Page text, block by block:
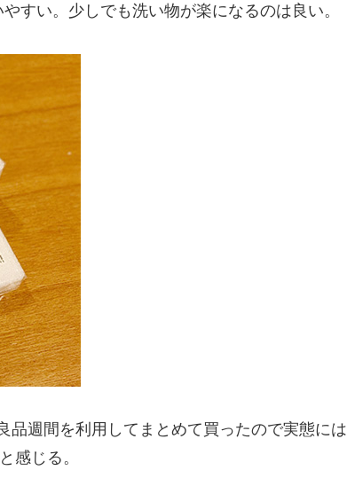
すい。少しでも洗い物が楽になるのは良い。
品週間を利用してまとめて買ったので実態には
感じる。